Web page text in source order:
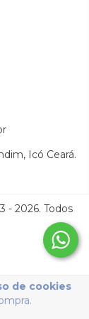
de cookies
Icó Ceará.
- 2026. Todos